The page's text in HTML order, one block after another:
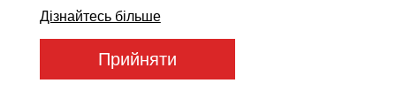
Дізнайтесь більше
Прийняти